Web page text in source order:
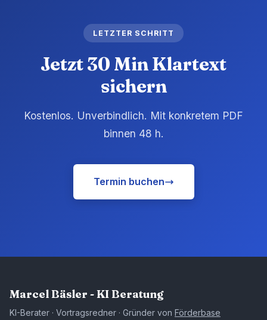
LETZTER SCHRITT
Jetzt 30 Min Klartext
sichern
Kostenlos. Unverbindlich. Mit konkretem PDF
binnen 48 h.
Termin buchen
Marcel Bäsler - KI Beratung
KI-Berater · Vortragsredner · Gründer von Förderbase